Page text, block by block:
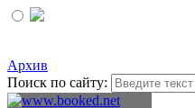
Архив
Поиск по сайту: